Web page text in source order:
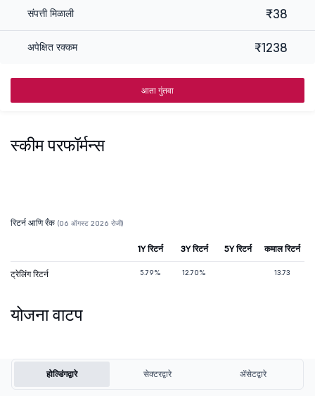
संपत्ती मिळाली ₹38
अपेक्षित रक्कम ₹1238
आता गुंतवा
स्कीम परफॉर्मन्स
रिटर्न आणि रँक (06 ऑगस्ट 2026 रोजी)
1Y रिटर्न 3Y रिटर्न 5Y रिटर्न कमाल रिटर्न
ट्रेलिंग रिटर्न 5.79% 12.70% 13.73
योजना वाटप
होल्डिंगद्वारे सेक्टरद्वारे ॲसेटद्वारे